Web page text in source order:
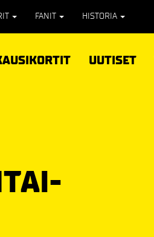
FANIT HISTORIA
UUTISET